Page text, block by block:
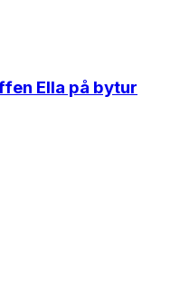
Ella på bytur